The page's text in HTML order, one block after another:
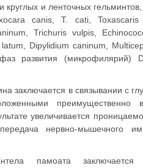
круглых и ленточных
canis, Т. cati, Toxascaris
Trichuris vulpis,
Dipylidium caninum,
развития (микрофилярий)
заключается в связывании с
преимущественно
увеличивается
нервно-мышечного
памоата заключается